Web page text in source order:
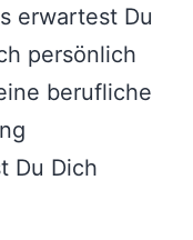
erwartest Du
persönlich
berufliche
Du Dich